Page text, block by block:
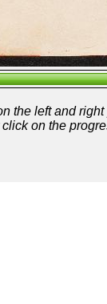
the left and
click on the